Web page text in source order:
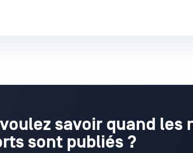
savoir quand les
sont publiés ?